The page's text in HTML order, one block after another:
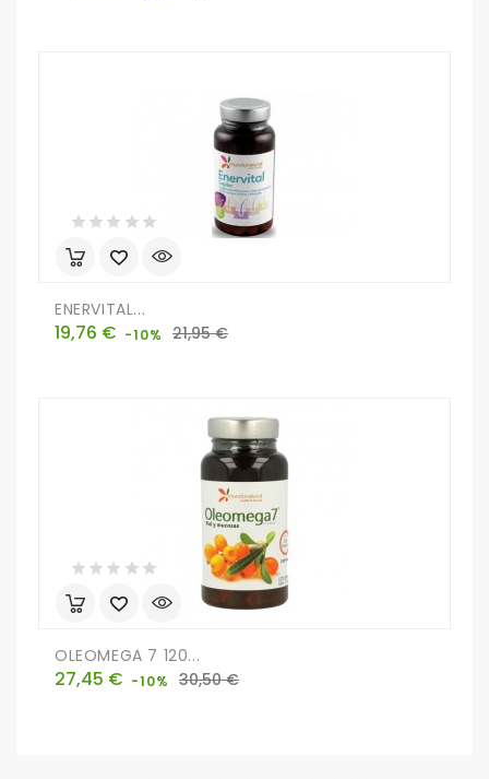
ENERVITAL...
Precio
19,76 € -10%
Precio
21,95 €
OLEOMEGA 7 120...
Precio
27,45 € -10%
Precio
30,50 €